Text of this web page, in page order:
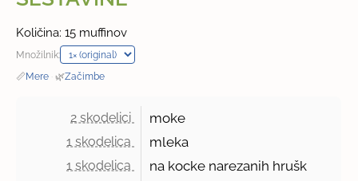
Količina: 15 muffinov
Množilnik:
📏Mere · 🌿Začimbe
2 skodelici moke
1 skodelica mleka
1 skodelica na kocke narezanih hrušk